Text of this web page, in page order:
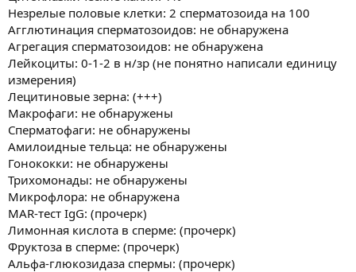
Незрелые половые клетки: 2 сперматозоида на 100
Агглютинация сперматозоидов: не обнаружена
Агрегация сперматозоидов: не обнаружена
Лейкоциты: 0-1-2 в н/зр (не понятно написали единицу
измерения)
Лецитиновые зерна: (+++)
Макрофаги: не обнаружены
Сперматофаги: не обнаружены
Амилоидные тельца: не обнаружены
Гонококки: не обнаружены
Трихомонады: не обнаружены
Микрофлора: не обнаружена
MAR-тест IgG: (прочерк)
Лимонная кислота в сперме: (прочерк)
Фруктоза в сперме: (прочерк)
Альфа-глюкозидаза спермы: (прочерк)